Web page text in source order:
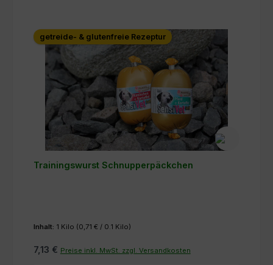
getreide- & glutenfreie Rezeptur
Trainingswurst Schnupperpäckchen
Inhalt: 1 Kilo (0,71 € / 0.1 Kilo)
7,13 € Preise inkl. MwSt. zzgl. Versandkosten